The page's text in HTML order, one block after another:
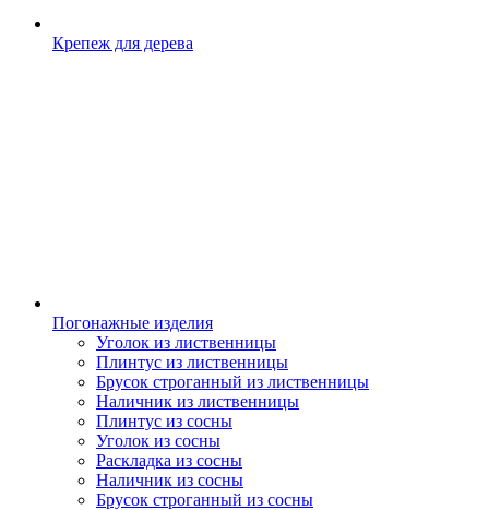
Крепеж для дерева
Погонажные изделия
Уголок из лиственницы
Плинтус из лиственницы
Брусок строганный из лиственницы
Наличник из лиственницы
Плинтус из сосны
Уголок из сосны
Раскладка из сосны
Наличник из сосны
Брусок строганный из сосны